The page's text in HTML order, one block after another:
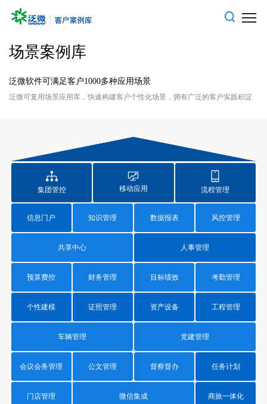
场景案例库
泛微软件可满足客户1000多种应用场景
泛微可复用场景应用库，快速构建客户个性化场景，拥有广泛的客户实践积淀
集团管控 移动应用 流程管理
信息门户 知识管理 数据报表 风控管理
共享中心 人事管理
预算费控 财务管理 目标绩效 考勤管理
个性建模 证照管理 资产设备 工程管理
车辆管理 党建管理
会议会务管理 公文管理 督察督办 任务计划
门店管理 微信集成 商旅一体化